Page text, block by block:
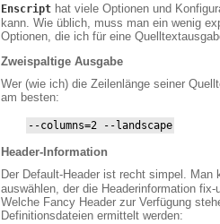
Enscript hat viele Optionen und
kann. Wie üblich, muss man ein wenig
Optionen, die ich für eine
Zweispaltige Ausgabe
Wer (wie ich) die Zeilenlänge seiner
am besten:
--columns=2 --landscape
Header-Information
Der Default-Header ist recht simpel.
auswählen, der die Headerinformation
Welche Fancy Header zur Verfügung
Definitionsdateien ermittelt werden: